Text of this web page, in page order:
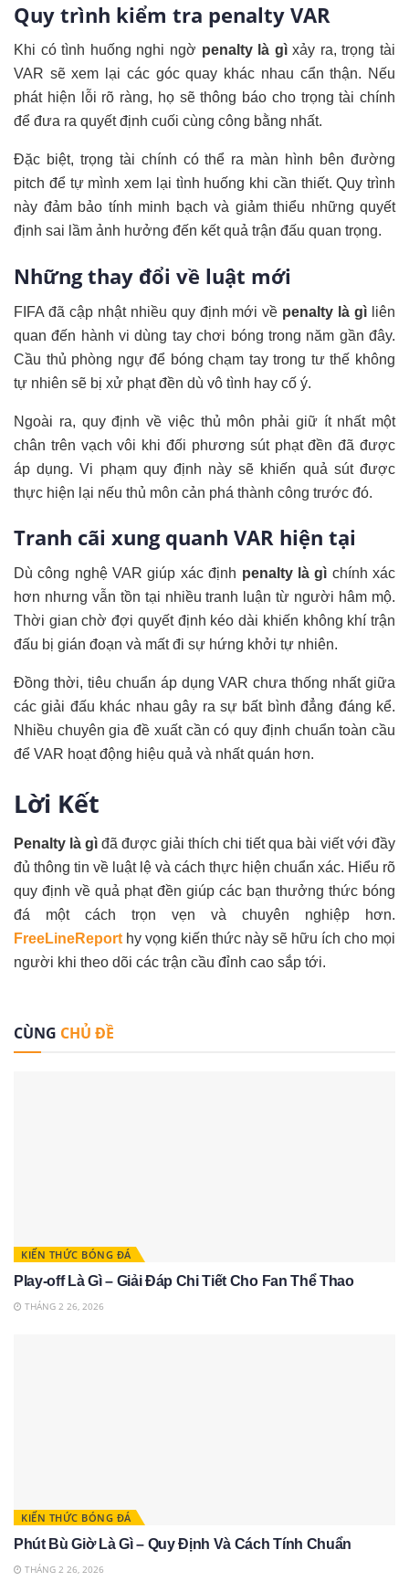
Quy trình kiểm tra penalty VAR
Khi có tình huống nghi ngờ penalty là gìxảy ra, trọng tài
VAR sẽ xem lại các góc quay khác nhau cẩn thận. Nếu
phát hiện lỗi rõ ràng, họ sẽ thông báo cho trọng tài chính
để đưa ra quyết định cuối cùng công bằng nhất.
Đặc biệt, trọng tài chính có thể ra màn hình bên đường
pitch để tự mình xem lại tình huống khi cần thiết. Quy trình
này đảm bảo tính minh bạch và giảm thiểu những quyết
định sai lầm ảnh hưởng đến kết quả trận đấu quan trọng.
Những thay đổi về luật mới
FIFA đã cập nhật nhiều quy định mới về penalty là gì liên
quan đến hành vi dùng tay chơi bóng trong năm gần đây.
Cầu thủ phòng ngự để bóng chạm tay trong tư thế không
tự nhiên sẽ bị xử phạt đền dù vô tình hay cố ý.
Ngoài ra, quy định về việc thủ môn phải giữ ít nhất một
chân trên vạch vôi khi đối phương sút phạt đền đã được
áp dụng. Vi phạm quy định này sẽ khiến quả sút được
thực hiện lại nếu thủ môn cản phá thành công trước đó.
Tranh cãi xung quanh VAR hiện tại
Dù công nghệ VAR giúp xác định penalty là gì chính xác
hơn nhưng vẫn tồn tại nhiều tranh luận từ người hâm mộ.
Thời gian chờ đợi quyết định kéo dài khiến không khí trận
đấu bị gián đoạn và mất đi sự hứng khởi tự nhiên.
Đồng thời, tiêu chuẩn áp dụng VAR chưa thống nhất giữa
các giải đấu khác nhau gây ra sự bất bình đẳng đáng kể.
Nhiều chuyên gia đề xuất cần có quy định chuẩn toàn cầu
để VAR hoạt động hiệu quả và nhất quán hơn.
Lời Kết
Penalty là gì đã được giải thích chi tiết qua bài viết với đầy
đủ thông tin về luật lệ và cách thực hiện chuẩn xác. Hiểu rõ
quy định về quả phạt đền giúp các bạn thưởng thức bóng
đá một cách trọn vẹn và chuyên nghiệp hơn.
FreeLineReport hy vọng kiến thức này sẽ hữu ích cho mọi
người khi theo dõi các trận cầu đỉnh cao sắp tới.
CÙNG CHỦ ĐỀ
KIẾN THỨC BÓNG ĐÁ
Play-off Là Gì – Giải Đáp Chi Tiết Cho Fan Thể Thao
THÁNG 2 26, 2026
KIẾN THỨC BÓNG ĐÁ
Phút Bù Giờ Là Gì – Quy Định Và Cách Tính Chuẩn
THÁNG 2 26, 2026